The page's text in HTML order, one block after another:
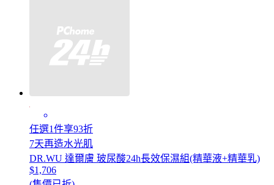
任選1件享93折
7天再造水光肌
DR.WU 達爾膚 玻尿酸24h長效保濕組(精華液+精華乳)
$1,706